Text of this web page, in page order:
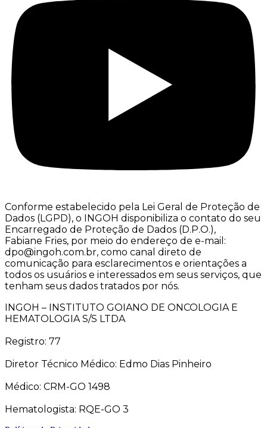
Conforme estabelecido pela Lei Geral de Proteção de
Dados (LGPD), o INGOH disponibiliza o contato do seu
Encarregado de Proteção de Dados (D.P.O.),
Fabiane Fries, por meio do endereço de e-mail:
dpo@ingoh.com.br, como canal direto de
comunicação para esclarecimentos e orientações a
todos os usuários e interessados em seus serviços, que
tenham seus dados tratados por nós.
INGOH – INSTITUTO GOIANO DE ONCOLOGIA E
HEMATOLOGIA S/S LTDA
Registro: 77
Diretor Técnico Médico: Edmo Dias Pinheiro
Médico: CRM-GO 1498
Hematologista: RQE-GO 3